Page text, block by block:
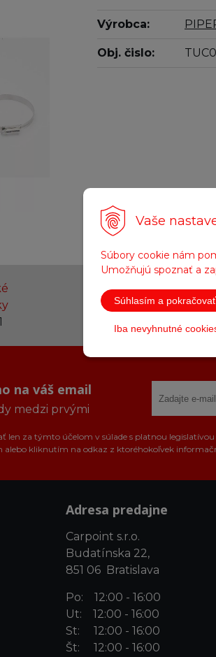
Vaše
Súbory cookie nám
Umožňujú spoznať a
Súhlasím a pokračovať
Iba nevyhnutné
Výrobca:
Obj. čislo:
Doprava
pre objednávky
200 €
na váš email
medzi prvými
len za týmto účelom v súlade s platnou
alebo kliknutím na odkaz z ktoréhokoľvek
Adresa predajne
Carpoint s.r.o.
Budatínska 22,
851 06 Bratislava
Po: 12:00 - 16:00
Ut: 12:00 - 16:00
St: 12:00 - 16:00
Št: 12:00 - 16:00